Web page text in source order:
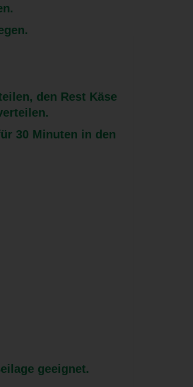
den Rest Käse
30 Minuten in den
geeignet.